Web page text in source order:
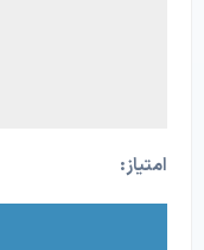
امتیاز: